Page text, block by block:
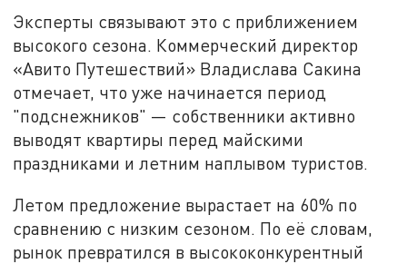
Эксперты связывают это с приближением
высокого сезона. Коммерческий директор
«Авито Путешествий» Владислава Сакина
отмечает, что уже начинается период
"подснежников" — собственники активно
выводят квартиры перед майскими
праздниками и летним наплывом туристов.
Летом предложение вырастает на 60% по
сравнению с низким сезоном. По её словам,
рынок превратился в высококонкурентный